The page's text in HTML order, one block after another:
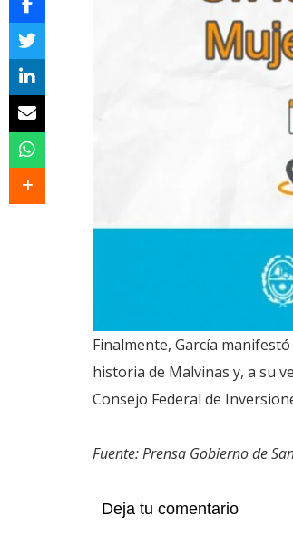
Finalmente, García
historia de Malvinas y, a su
Consejo Federal de
Fuente: Prensa Gobierno de
Deja tu comentario